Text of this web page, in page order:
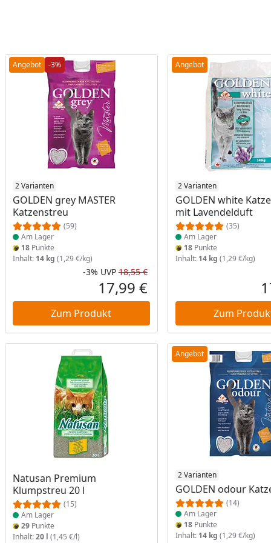
Angebot -3%
2 Varianten
GOLDEN grey MASTER
Katzenstreu
(59)
Produkt am Lager
Am Lager
18 Punkte
Inhalt: 14 kg (1,29 €/kg)
Rabatt in Prozent
-3%
Ursprünglicher Preis
UVP 18,55 €
Aktueller Preis
17,99 €
Zum Produkt
Angebot
2 Varianten
GOLDEN white
mit Lavendelduft
(35)
Produkt am Lager
Am Lager
18Punkte
Inhalt: 14 kg (1,29 €/kg)
Zum
Natusan Premium
Klumpstreu 20 l
(15)
Produkt am Lager
Am Lager
29 Punkte
Inhalt:20 l (1,45 €/l)
Angebot
2 Varianten
GOLDEN odour
(14)
Produkt am Lager
Am Lager
18Punkte
Inhalt: 14 kg (1,29 €/kg)